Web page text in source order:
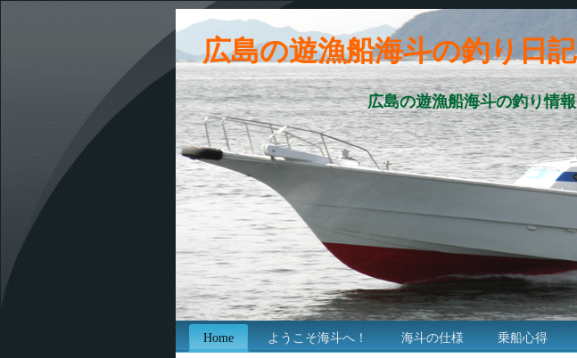
広島の遊漁船海斗の釣り日記
広島の遊漁船海斗の釣り情報
Home ようこそ海斗へ！ 海斗の仕様 乗船心得